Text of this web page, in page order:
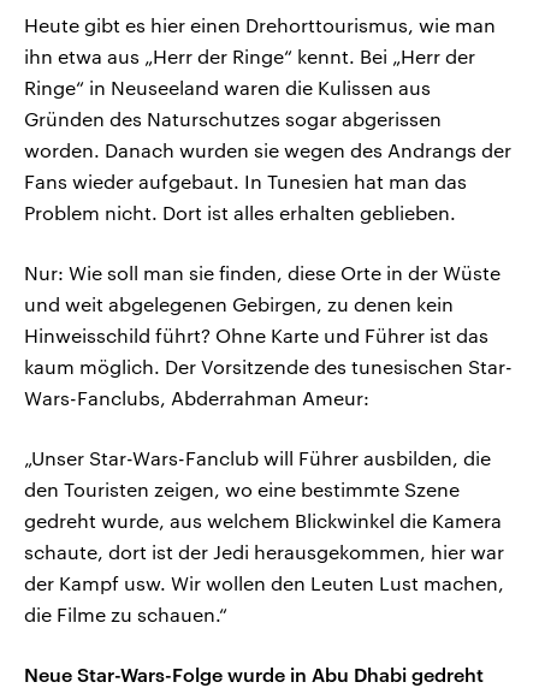
Heute gibt es hier einen Drehorttourismus, wie man
ihn etwa aus „Herr der Ringe“ kennt. Bei „Herr der
Ringe“ in Neuseeland waren die Kulissen aus
Gründen des Naturschutzes sogar abgerissen
worden. Danach wurden sie wegen des Andrangs der
Fans wieder aufgebaut. In Tunesien hat man das
Problem nicht. Dort ist alles erhalten geblieben.
Nur: Wie soll man sie finden, diese Orte in der Wüste
und weit abgelegenen Gebirgen, zu denen kein
Hinweisschild führt? Ohne Karte und Führer ist das
kaum möglich. Der Vorsitzende des tunesischen Star-
Wars-Fanclubs, Abderrahman Ameur:
„Unser Star-Wars-Fanclub will Führer ausbilden, die
den Touristen zeigen, wo eine bestimmte Szene
gedreht wurde, aus welchem Blickwinkel die Kamera
schaute, dort ist der Jedi herausgekommen, hier war
der Kampf usw. Wir wollen den Leuten Lust machen,
die Filme zu schauen.“
Neue Star-Wars-Folge wurde in Abu Dhabi gedreht